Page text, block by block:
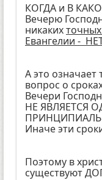
КОГДА и В
Вечерю
никаких
Евангелии -
А это означает
вопрос о
Вечери
НЕ ЯВЛЯЕТСЯ
Иначе эти
Поэтому в
существуют